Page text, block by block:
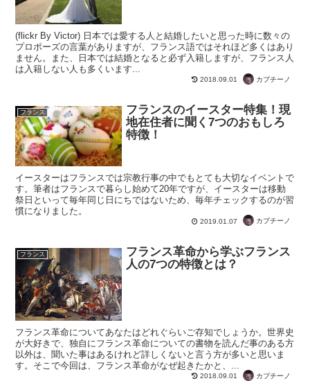
(flickr By Victor) 日本では愛する人と結婚したいと思った時に数々の
プロポーズの言葉がありますが、フランス語ではそれほど多くはあり
ません。また、日本では結婚となると必ず入籍しますが、フランス人
は入籍しない人も多くいます...
2018.09.01 カプチーノ
フランス
フランスのイースター特集！現
地在住者に聞く7つのおもしろ
特徴！
イースターはフランスでは宗教行事の中でもとても大切なイベントで
す。筆者はフランスで暮らし始めて20年ですが、イースターは移動
祭日といって毎年同じ日にちではないため、毎年チェックするのが習
慣になりました。
2019.01.07 カプチーノ
フランス
フランス革命から学ぶフランス
人の7つの特徴とは？
フランス革命についてあなたはどれぐらいご存知でしょうか。世界史
が大好きで、独自にフランス革命についての書物を読んだ事のある方
以外は、聞いた事はあるけれど詳しくないと言う方が多いと思いま
す。そこで今回は、フランス革命がなぜ起きたかと、...
2018.09.01 カプチーノ